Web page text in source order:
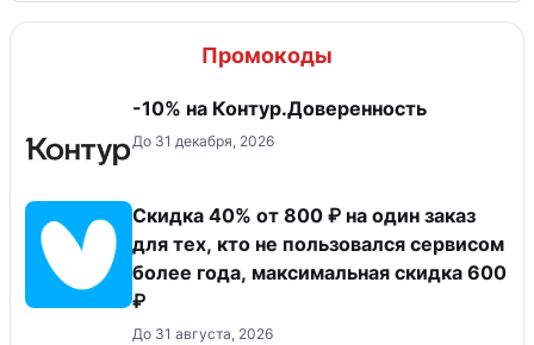
Промокоды
-10% на Контур.Доверенность
До 31 декабря, 2026
Скидка 40% от 800 ₽ на один заказ
для тех, кто не пользовался сервисом
более года, максимальная скидка 600
₽
До 31 августа, 2026